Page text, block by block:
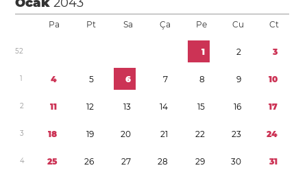
Pa Pt Sa Ça Pe Cu Ct
52 1 2 3
1 4 5 6 7 8 9 10
2 11 12 13 14 15 16 17
3 18 19 20 21 22 23 24
4 25 26 27 28 29 30 31